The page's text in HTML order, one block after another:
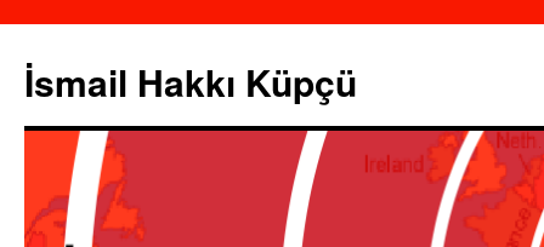
İsmail Hakkı Küpçü